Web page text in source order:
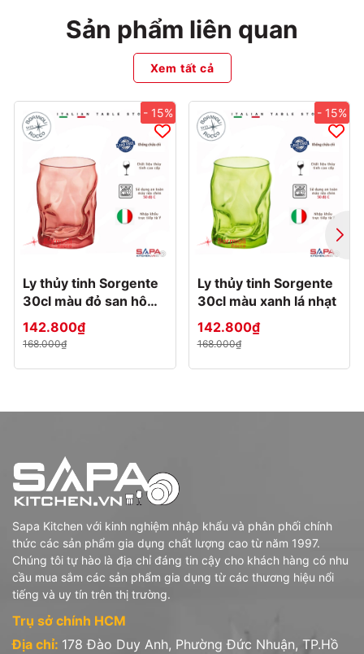
Sản phẩm liên quan
Xem tất cả
- 15%
Ly thủy tinh Sorgente
30cl màu đỏ san hô
nhạt
142.800₫
168.000₫
- 15%
Ly thủy tinh Sorgente
30cl màu xanh lá nhạt
142.800₫
168.000₫
Sapa Kitchen với kinh nghiệm nhập khẩu và phân phối chính
thức các sản phẩm gia dụng chất lượng cao từ năm 1997.
Chúng tôi tự hào là địa chỉ đáng tin cậy cho khách hàng có nhu
cầu mua sắm các sản phẩm gia dụng từ các thương hiệu nổi
tiếng và uy tín trên thị trường.
Trụ sở chính HCM
Địa chỉ: 178 Đào Duy Anh, Phường Đức Nhuận, TP.Hồ